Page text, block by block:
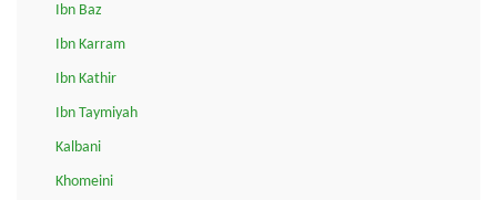
Ibn Baz
Ibn Karram
Ibn Kathir
Ibn Taymiyah
Kalbani
Khomeini